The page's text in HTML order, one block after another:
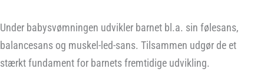
Under babysvømningen udvikler barnet bl.a. sin følesans,
balancesans og muskel-led-sans. Tilsammen udgør de et
stærkt fundament for barnets fremtidige udvikling.